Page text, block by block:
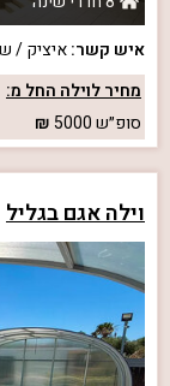
איש קשר:איציק /
מחיר לוילה החל מ:
סופ״ש5000
וילה אגם בגליל